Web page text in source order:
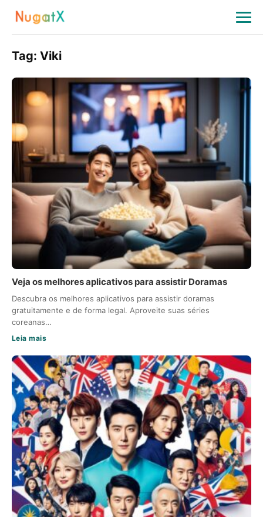
Tag: Viki
Veja os melhores aplicativos para assistir Doramas
Descubra os melhores aplicativos para assistir doramas
gratuitamente e de forma legal. Aproveite suas séries
coreanas…
Leia mais